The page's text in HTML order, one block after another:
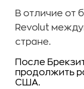
В отличие от
Revolut
стране.
После
продолжить
США.